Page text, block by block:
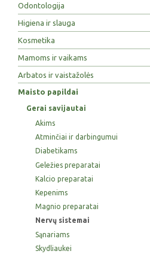
Odontologija
Higiena ir slauga
Kosmetika
Mamoms ir vaikams
Arbatos ir vaistažolės
Maisto papildai
Gerai savijautai
Akims
Atminčiai ir darbingumui
Diabetikams
Geležies preparatai
Kalcio preparatai
Kepenims
Magnio preparatai
Nervų sistemai
Sąnariams
Skydliaukei